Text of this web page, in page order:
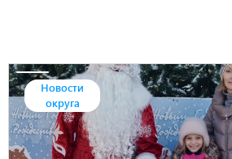
Новости
округа